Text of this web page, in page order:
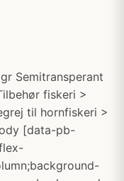
Semitransperant
fiskeri >
til hornfiskeri >
[data-pb-